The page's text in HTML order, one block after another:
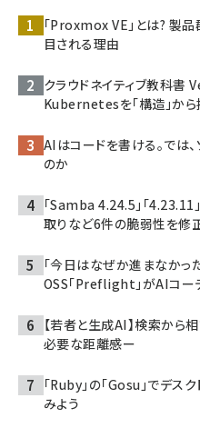
「Proxmox VE」とは? 製
目される理由
クラウドネイティブ教科書
Kubernetesを「構造」か
AIはコードを書ける。では
のか
「Samba 4.24.5」「
取りなど6件の脆弱性を修
「今日はなぜか進まなかっ
OSS「Preflight」がAIコー
【若者と生成AI】検索から
必要な距離感ー
「Ruby」の「Gosu」でデス
みよう